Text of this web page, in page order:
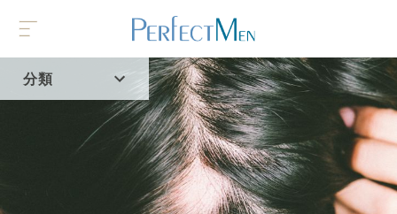
分類
首頁
流行趨勢